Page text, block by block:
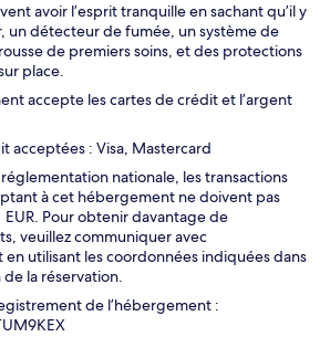
avoir l’esprit tranquille en sachant qu’il y
un détecteur de fumée, un système de
de premiers soins, et des protections
place.
accepte les cartes de crédit et l’argent
acceptées : Visa, Mastercard
réglementation nationale, les transactions
à cet hébergement ne doivent pas
Pour obtenir davantage de
veuillez communiquer avec
en utilisant les coordonnées indiquées dans
la réservation.
de l’hébergement :